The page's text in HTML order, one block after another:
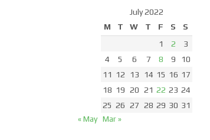
July 2022
M
T W T F S
S
1
2
3
4
5 6 7 8 9
10
11 12 13 14 15 16 17
18 19 20 21 22 23 24
25 26 27 28 29 30 31
« May Mar »